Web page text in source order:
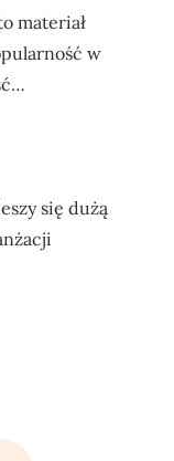
materiał
w
się dużą